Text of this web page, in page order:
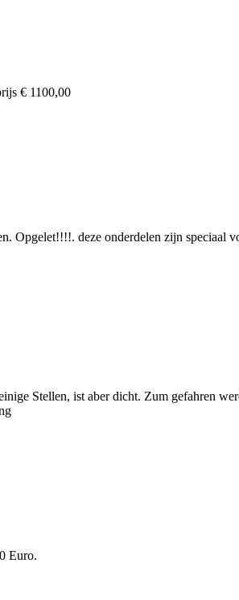
€ 1100,00
Opgelet!!!!. deze onderdelen zijn speciaal
Stellen, ist aber dicht. Zum gefahren
Euro.